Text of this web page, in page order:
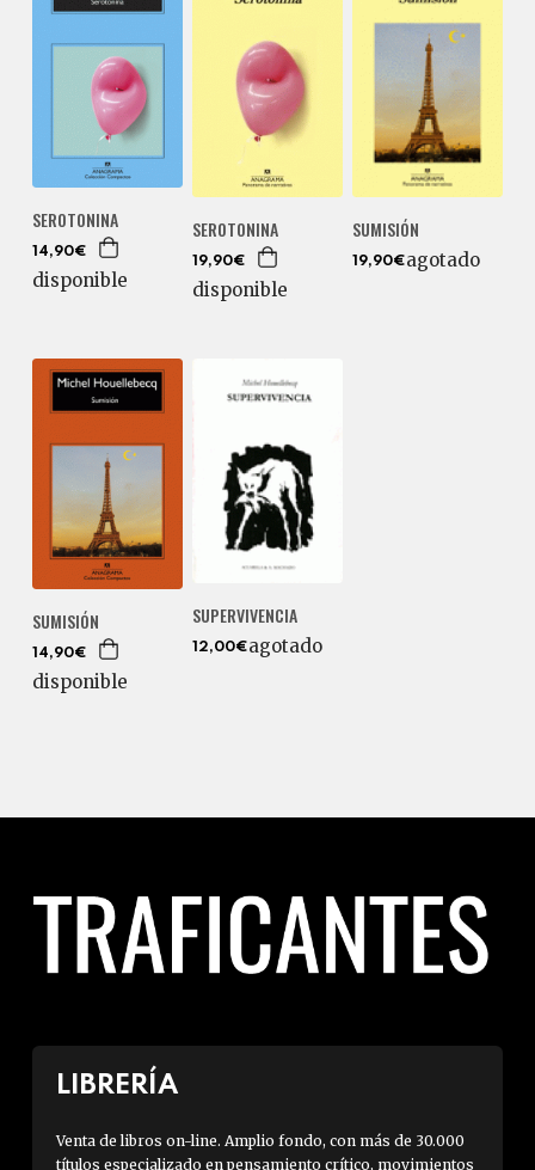
SEROTONINA
14,90€
disponible
SEROTONINA
19,90€
disponible
SUMISIÓN
19,90€agotado
SUMISIÓN
14,90€
disponible
SUPERVIVENCIA
12,00€agotado
LIBRERÍA
Venta de libros on-line. Amplio fondo, con más de 30.000
títulos especializado en pensamiento crítico, movimientos